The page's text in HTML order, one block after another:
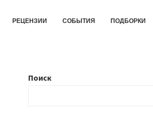
РЕЦЕНЗИИ СОБЫТИЯ ПОДБОРКИ
Поиск